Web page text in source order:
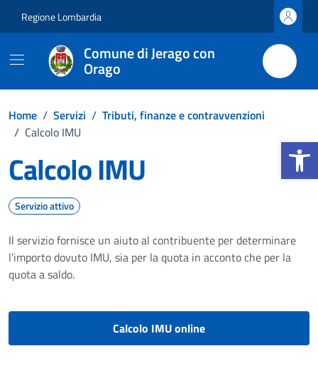
Apri la
Regione Lombardia
Comune di Jerago con
Orago
Home / Servizi / Tributi, finanze e contravvenzioni
/ Calcolo IMU
Calcolo IMU
Servizio attivo
Il servizio fornisce un aiuto al contribuente per determinare
l'importo dovuto IMU, sia per la quota in acconto che per la
quota a saldo.
Calcolo IMU online